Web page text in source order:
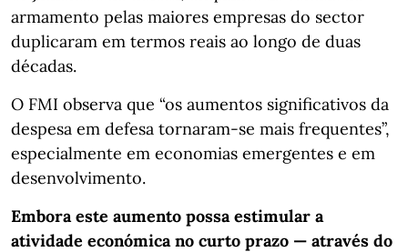
armamento pelas maiores empresas do sector
duplicaram em termos reais ao longo de duas
décadas.
O FMI observa que “os aumentos significativos da
despesa em defesa tornaram-se mais frequentes”,
especialmente em economias emergentes e em
desenvolvimento.
Embora este aumento possa estimular a
atividade económica no curto prazo — através do